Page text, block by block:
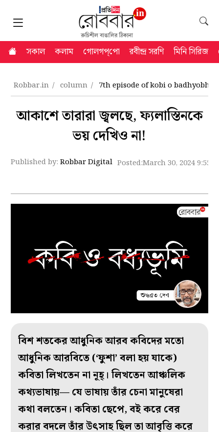
সকাল কলাম গোলগপ্‌পো রবীন্দ্র সরণি মিনি সিরিজ
Robbar.in column 7th episode of kobi o
আকাশে তারারা জ্বলছে, ফ্যলাস্তিনকে
ভয় দেখিও না!
Published by:Robbar Digital Posted:March 30, 2024 9:55
বিশ শতকের আধুনিক আরব কবিদের মতো
আধুনিক আরবিতে (‘ফুশা’ বলা হয় যাকে)
কবিতা লিখতেন না নূহ্‌। লিখতেন আঞ্চলিক
কথ্যভাষায়— যে ভাষায় তাঁর চেনা মানুষেরা
কথা বলতেন। কবিতা ছেপে, বই করে বের
করার বদলে তাঁর উৎসাহ ছিল তা আবৃত্তি করে